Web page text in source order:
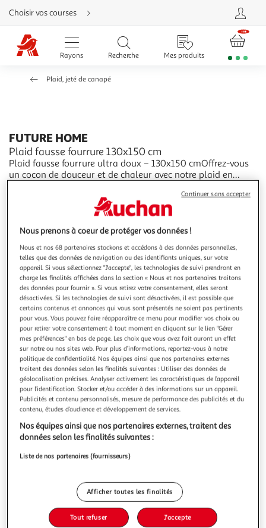
Aller
directement
au
contenu
Aller
directement
Aller
à
la
rubrique
besoin
d'aide
Choisir vos courses
Rayons Recherche Mes produits
Plaid, jeté de canapé
FUTURE HOME
Plaid fausse fourrure 130x150 cm
Plaid fausse fourrure ultra doux – 130x150 cmOffrez-vous
un cocon de douceur et de chaleur avec notre plaid en
apporter une touche de confort et de style à votre intérieur.
Avec sa texture moelleuse et sa finition luxueuse, ce plaid
Gris foncé
Taille
130 x 150 cm
Livr. ou retrait dès 4/5 jours
Livraison et retrait offerts
Plus d'options
Vendu parFuture Home 69,99€
69,99€
dont 0,17€ d'éco-part.
Ajouter au panier
Description
Nous prenons à coeur de protéger vos données !
Nous et nos 68 partenaires stockons et accédons à des données personnelles,
telles que des données de navigation ou des identifiants uniques, sur votre
appareil. Si vous sélectionnez "J'accepte", les technologies de suivi prendront en
charge les finalités affichées dans la section « Nous et nos partenaires traitons
des données pour fournir ». Si vous retirez votre consentement, elles seront
désactivées. Si les technologies de suivi sont désactivées, il est possible que
certains contenus et annonces qui vous sont présentés ne soient pas pertinents
pour vous. Vous pouvez faire réapparaître ce menu pour modifier vos choix ou
pour retirer votre consentement à tout moment en cliquant sur le lien "Gérer
mes préférences" en bas de page. Les choix que vous avez fait auront un effet
sur notre ou nos sites web. Pour plus d’informations, reportez-vous à notre
politique de confidentialité. Nos équipes ainsi que nos partenaires externes
traitent des données selon les finalités suivantes : Utiliser des données de
géolocalisation précises. Analyser activement les caractéristiques de l’appareil
pour l’identification. Stocker et/ou accéder à des informations sur un appareil.
Publicités et contenu personnalisés, mesure de performance des publicités et du
contenu, études d’audience et développement de services.
Nos équipes ainsi que nos partenaires externes, traitent des
données selon les finalités suivantes :
Liste de nos partenaires (fournisseurs)
Afficher toutes les finalités
Tout refuser J'accepte
Continuer sans accepter